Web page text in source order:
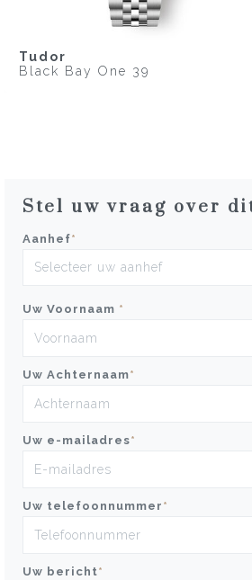
Tudor
Black Bay One 39
Stel uw vraag over
Aanhef*
Uw Voornaam *
Uw Achternaam*
Uw e-mailadres*
Uw telefoonnummer *
Uw bericht*